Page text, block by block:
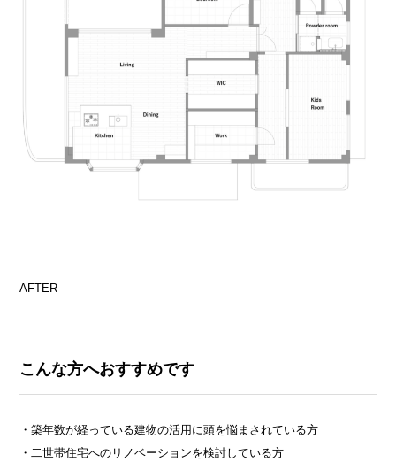
AFTER
こんな方へおすすめです
・築年数が経っている建物の活用に頭を悩まされている方
・二世帯住宅へのリノベーションを検討している方